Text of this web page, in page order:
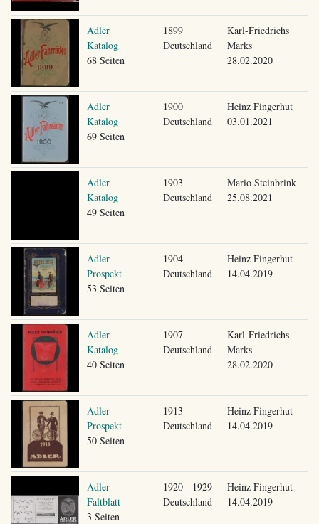
Adler
Katalog
68 Seiten
1899
Deutschland
Karl-Friedrichs
Marks
28.02.2020
Adler
Katalog
69 Seiten
1900
Deutschland
Heinz Fingerhut
03.01.2021
Adler
Katalog
49 Seiten
1903
Deutschland
Mario Steinbrink
25.08.2021
Adler
Prospekt
53 Seiten
1904
Deutschland
Heinz Fingerhut
14.04.2019
Adler
Katalog
40 Seiten
1907
Deutschland
Karl-Friedrichs
Marks
28.02.2020
Adler
Prospekt
50 Seiten
1913
Deutschland
Heinz Fingerhut
14.04.2019
Adler
Faltblatt
3 Seiten
1920 - 1929
Deutschland
Heinz Fingerhut
14.04.2019